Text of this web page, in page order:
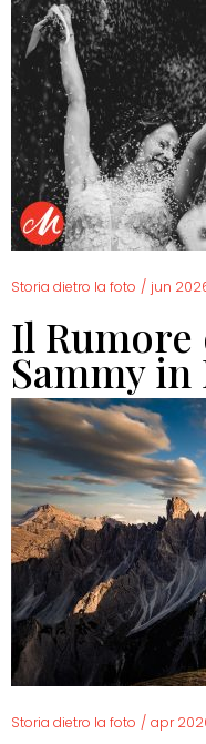
Storia dietro la foto / jun
Il Rumore
Sammy in
Storia dietro la foto / apr